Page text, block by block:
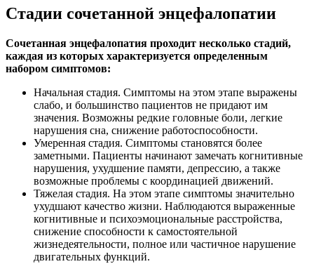
Стадии сочетанной энцефалопатии
Сочетанная энцефалопатия проходит несколько стадий,
каждая из которых характеризуется определенным
набором симптомов:
Начальная стадия. Симптомы на этом этапе выражены
слабо, и большинство пациентов не придают им
значения. Возможны редкие головные боли, легкие
нарушения сна, снижение работоспособности.
Умеренная стадия. Симптомы становятся более
заметными. Пациенты начинают замечать когнитивные
нарушения, ухудшение памяти, депрессию, а также
возможные проблемы с координацией движений.
Тяжелая стадия. На этом этапе симптомы значительно
ухудшают качество жизни. Наблюдаются выраженные
когнитивные и психоэмоциональные расстройства,
снижение способности к самостоятельной
жизнедеятельности, полное или частичное нарушение
двигательных функций.